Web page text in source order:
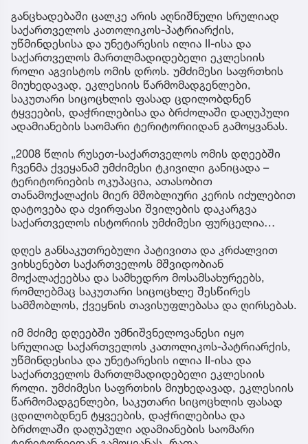
განცხადებაში ცალკე არის აღნიშნული სრულიად
საქართველოს კათოლიკოს-პატრიარქის,
უწმინდესისა და უნეტარესის ილია II-ისა და
საქართველოს მართლმადიდებელი ეკლესიის
როლი აგვისტოს ომის დროს. უმძიმესი საფრთხის
მიუხედავად, ეკლესიის წარმომადგენლები,
საკუთარი სიცოცხლის ფასად ცდილობდნენ
ტყვეების, დაჭრილებისა და ბრძოლაში დაღუპული
ადამიანების საომარი ტერიტორიიდან გამოყვანას.
„2008 წლის რუსეთ-საქართველოს ომის დღეებში
ჩვენმა ქვეყანამ უმძიმესი ტკივილი განიცადა –
ტერიტორიების ოკუპაცია, ათასობით
თანამოქალაქის მიერ მშობლიური კერის იძულებით
დატოვება და ძვირფასი შვილების დაკარგვა
საქართველოს ისტორიის უმძიმესი ფურცელია…
დღეს განსაკუთრებული პატივითა და კრძალვით
ვიხსენებთ საქართველოს მშვიდობიან
მოქალაქეებსა და სამხედრო მოსამსახურეებს,
რომლებმაც საკუთარი სიცოცხლე შესწირეს
სამშობლოს, ქვეყნის თავისუფლებასა და ღირსებას.
იმ მძიმე დღეებში უმნიშვნელოვანესი იყო
სრულიად საქართველოს კათოლიკოს-პატრიარქის,
უწმინდესისა და უნეტარესის ილია II-ისა და
საქართველოს მართლმადიდებელი ეკლესიის
როლი. უმძიმესი საფრთხის მიუხედავად, ეკლესიის
წარმომადგენლები, საკუთარი სიცოცხლის ფასად
ცდილობდნენ ტყვეების, დაჭრილებისა და
ბრძოლაში დაღუპული ადამიანების საომარი